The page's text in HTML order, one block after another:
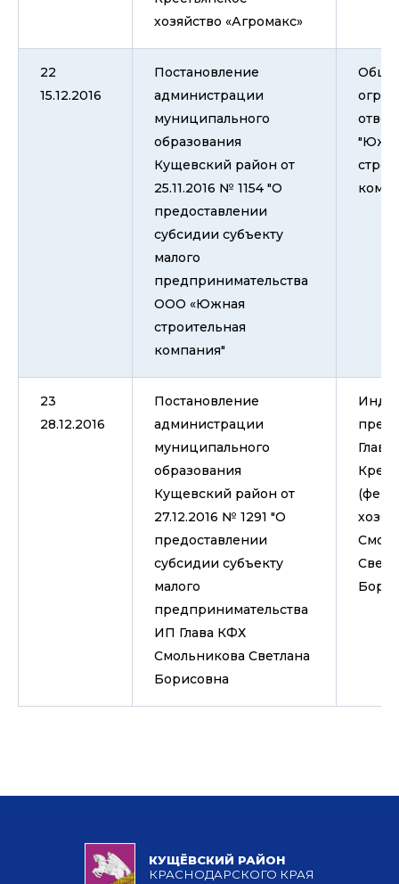
хозяйство «Агромакс»
22
15.12.2016
Постановление
администрации
муниципального
образования
Кущевский район от
25.11.2016 № 1154 "О
предоставлении
субсидии субъекту
малого
предпринимательства
ООО «Южная
строительная
компания"
23
28.12.2016
Постановление
администрации
муниципального
образования
Кущевский район от
27.12.2016 № 1291 "О
предоставлении
субсидии субъекту
малого
предпринимательства
ИП Глава КФХ
Смольникова Светлана
Борисовна
Глава
КУЩЁВСКИЙ РАЙОН
КРАСНОДАРСКОГО КРАЯ